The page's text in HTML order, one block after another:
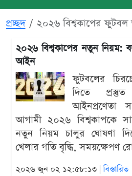
প্রচ্ছদ ২০২৬ বিশ্বকাপের
২০২৬ বিশ্বকাপের নতুন নিয়ম:
আইন
ফুটবলের
দিতে
আইনপ্রণেতা
আগামী ২০২৬ বিশ্বকাপকে
নতুন নিয়ম চালুর ঘোষণা
খেলার গতি বৃদ্ধি, সময়ক্ষেপণ
২০২৬ জুন ০২ ১২:৫৮:১৩ |বিস্তারিত